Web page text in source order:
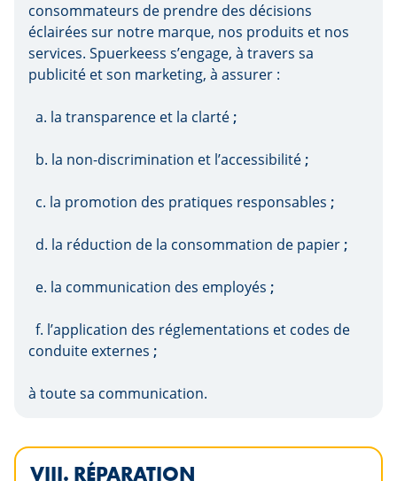
consommateurs de prendre des décisions
éclairées sur notre marque, nos produits et nos
services. Spuerkeess s’engage, à travers sa
publicité et son marketing, à assurer :
a. la transparence et la clarté ;
b. la non-discrimination et l’accessibilité ;
c. la promotion des pratiques responsables ;
d. la réduction de la consommation de papier ;
e. la communication des employés ;
f. l’application des réglementations et codes de
conduite externes ;
à toute sa communication.
VIII. RÉPARATION